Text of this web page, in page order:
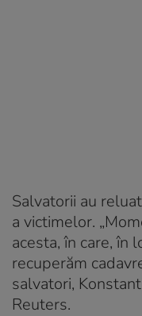
Salvatorii au
a victimelor.
acesta, în care, în
recuperăm
salvatori,
Reuters.